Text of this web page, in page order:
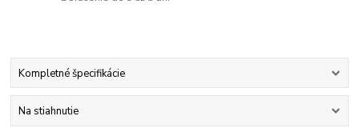
Kompletné špecifikácie
Na stiahnutie